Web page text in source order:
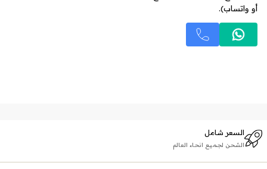
أو واتساب).
السعر شامل
الشحن لجميع انحاء العالم